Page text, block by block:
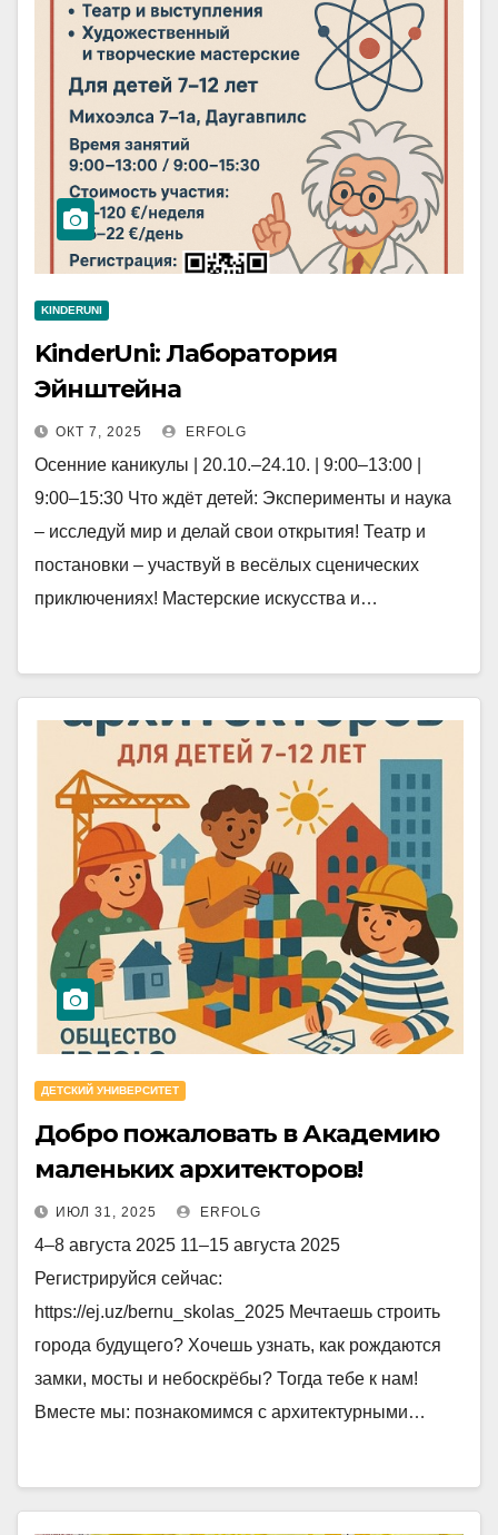
KINDERUNI
KinderUni: Лаборатория
Эйнштейна
ОКТ 7, 2025 ERFOLG
Осенние каникулы | 20.10.–24.10. | 9:00–13:00 |
9:00–15:30 Что ждёт детей: Эксперименты и наука
– исследуй мир и делай свои открытия! Театр и
постановки – участвуй в весёлых сценических
приключениях! Мастерские искусства и…
ДЕТСКИЙ УНИВЕРСИТЕТ
Добро пожаловать в Академию
маленьких архитекторов!
ИЮЛ 31, 2025 ERFOLG
4–8 августа 2025 11–15 августа 2025
Регистрируйся сейчас:
https://ej.uz/bernu_skolas_2025 Мечтаешь строить
города будущего? Хочешь узнать, как рождаются
замки, мосты и небоскрёбы? Тогда тебе к нам!
Вместе мы: познакомимся с архитектурными…